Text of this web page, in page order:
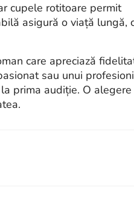
cupele rotitoare permit
asigură o viață lungă,
care apreciază
sau unui
prima audiție. O alegere